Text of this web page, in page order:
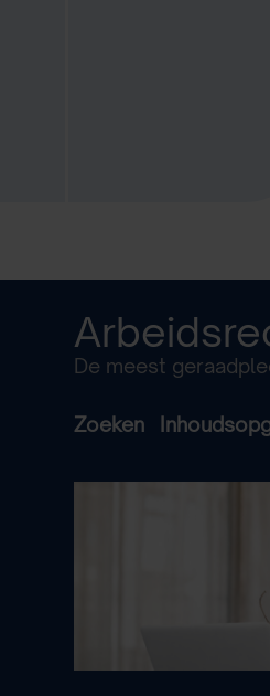
De meest
Zoeken